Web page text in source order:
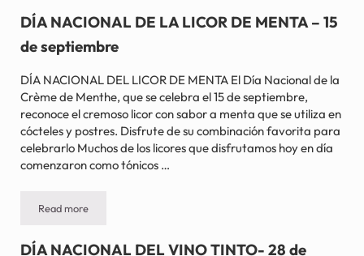
DÍA NACIONAL DE LA LICOR DE MENTA – 15
de septiembre
DÍA NACIONAL DEL LICOR DE MENTA El Día Nacional de la
Crème de Menthe, que se celebra el 15 de septiembre,
reconoce el cremoso licor con sabor a menta que se utiliza en
cócteles y postres. Disfrute de su combinación favorita para
celebrarlo Muchos de los licores que disfrutamos hoy en día
comenzaron como tónicos …
Read moreDÍA NACIONAL DE LA LICOR DE MENTA – 15 de septiembre
DÍA NACIONAL DEL VINO TINTO- 28 de